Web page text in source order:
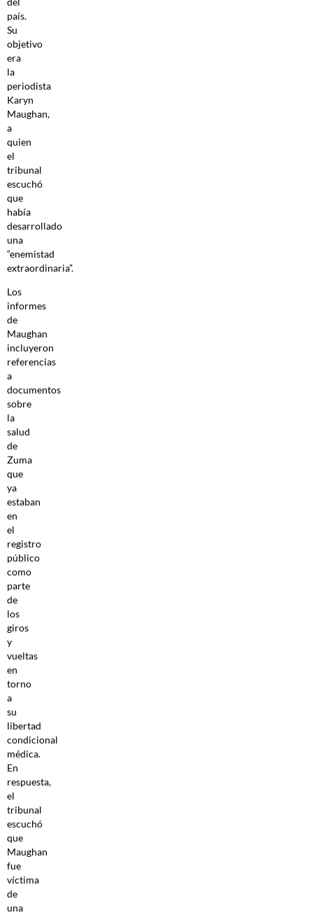
país.
Su
objetivo
era
la
periodista
Karyn
Maughan,
a
quien
el
tribunal
escuchó
que
había
desarrollado
una
“enemistad
extraordinaria”.
Los
informes
de
Maughan
incluyeron
referencias
a
documentos
sobre
la
salud
de
Zuma
que
ya
estaban
en
el
registro
público
como
parte
de
los
giros
y
vueltas
en
torno
a
su
libertad
condicional
médica.
En
respuesta,
el
tribunal
escuchó
que
Maughan
fue
víctima
de
una